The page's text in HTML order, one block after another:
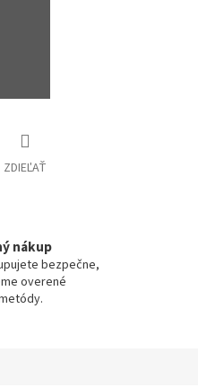
ZDIEĽAŤ
nákup
bezpečne,
overené